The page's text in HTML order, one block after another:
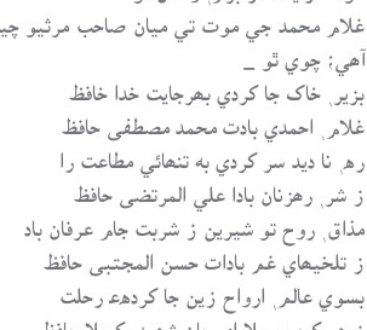
غلام محمد جي موت تي ميان صاحب مرثيو
آھي؛ چوي ٿو _
بزير ٖ خاک جا کردي بھرجايت خدا خافظ
غلام ٖ احمدي بادت محمد مصطفى حافظ
ره ٖ نا ديد سر کردي به تنھائي مطاعت را
ز شر ٖ رھزنان بادا علي المرتضى حافظ
مذاق ٖ روح تو شيرين ز شربت جام عرفان باد
ز تلخيھاي غم بادات حسن المجتبى حافظ
بسوي عالم ٖ ارواح زين جا کردهﻋ رحلت
ز ھر کرب و بلا اي جان شھيد ٖ کربلا حافظ